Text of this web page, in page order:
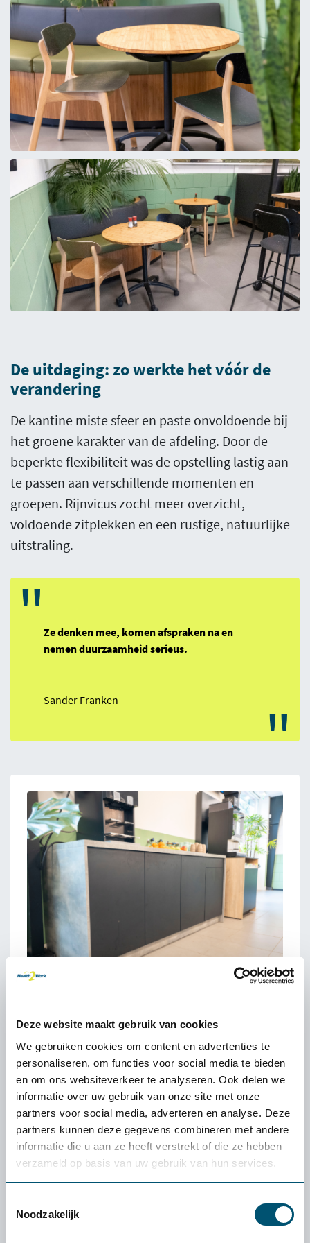
Deze website maakt gebruik van cookies
We gebruiken cookies om content en advertenties te
personaliseren, om functies voor social media te bieden
en om ons websiteverkeer te analyseren. Ook delen we
informatie over uw gebruik van onze site met onze
partners voor social media, adverteren en analyse. Deze
partners kunnen deze gegevens combineren met andere
informatie die u aan ze heeft verstrekt of die ze hebben
verzameld op basis van uw gebruik van hun services.
Noodzakelijk
De uitdaging: zo werkte het vóór de
verandering
De kantine miste sfeer en paste onvoldoende bij
het groene karakter van de afdeling. Door de
beperkte flexibiliteit was de opstelling lastig aan
te passen aan verschillende momenten en
groepen. Rijnvicus zocht meer overzicht,
voldoende zitplekken en een rustige, natuurlijke
uitstraling.
"Ze denken mee, komen afspraken na en
nemen duurzaamheid serieus.
Sander Franken "
De samenwerking met
Rijnvicus werkt al langere tijd samen met
Health2Work en koos opnieuw voor een
partner die actief meedenkt en doet wat is
afgesproken. Op basis van de wensen is een
indelings- en inrichtingsplan opgesteld, met
duidelijke aandacht voor circulaire keuzes.
Daarna is het meubilair geleverd van Huislijn,
waaronder de pantry.